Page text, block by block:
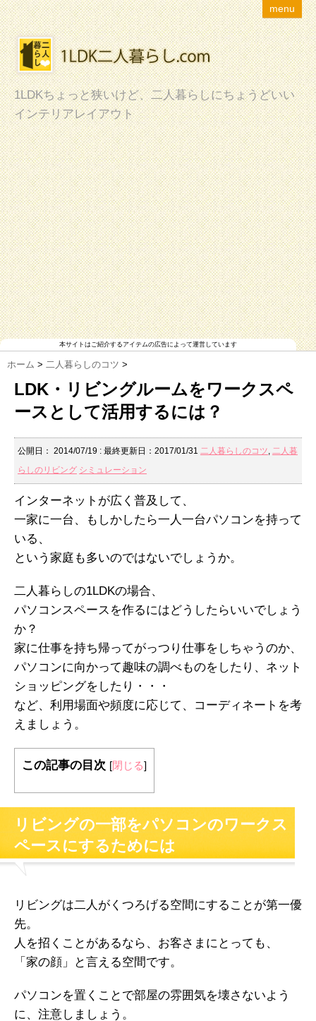
menu
1LDKちょっと狭いけど、二人暮らしにちょうどいい
インテリアレイアウト
本サイトはご紹介するアイテムの広告によって運営しています
ホーム > 二人暮らしのコツ >
LDK・リビングルームをワークスペ
ースとして活用するには？
公開日： 2014/07/19 : 最終更新日：2017/01/31 二人暮らしのコツ, 二人暮
らしのリビング シミュレーション
インターネットが広く普及して、
一家に一台、もしかしたら一人一台パソコンを持って
いる、
という家庭も多いのではないでしょうか。
二人暮らしの1LDKの場合、
パソコンスペースを作るにはどうしたらいいでしょう
か？
家に仕事を持ち帰ってがっつり仕事をしちゃうのか、
パソコンに向かって趣味の調べものをしたり、ネット
ショッピングをしたり・・・
など、利用場面や頻度に応じて、コーディネートを考
えましょう。
この記事の目次 [閉じる]
リビングの一部をパソコンのワークス
ペースにするためには
リビングは二人がくつろげる空間にすることが第一優
先。
人を招くことがあるなら、お客さまにとっても、
「家の顔」と言える空間です。
パソコンを置くことで部屋の雰囲気を壊さないよう
に、注意しましょう。